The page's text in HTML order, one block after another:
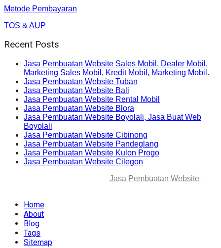
Metode Pembayaran
TOS & AUP
Recent Posts
Jasa Pembuatan Website Sales Mobil, Dealer Mobil,
Marketing Sales Mobil, Kredit Mobil, Marketing Mobil.
Jasa Pembuatan Website Tuban
Jasa Pembuatan Website Bali
Jasa Pembuatan Website Rental Mobil
Jasa Pembuatan Website Blora
Jasa Pembuatan Website Boyolali, Jasa Buat Web
Boyolali
Jasa Pembuatan Website Cibinong
Jasa Pembuatan Website Pandeglang
Jasa Pembuatan Website Kulon Progo
Jasa Pembuatan Website Cilegon
Jasa Pembuatan Website
Home
About
Blog
Tags
Sitemap